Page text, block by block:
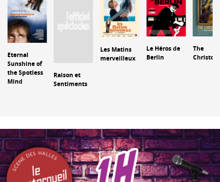
Eternal
Sunshine of
the Spotless
Mind
Raison et
Sentiments
Les Matins
merveilleux
Le Héros de
Berlin
The